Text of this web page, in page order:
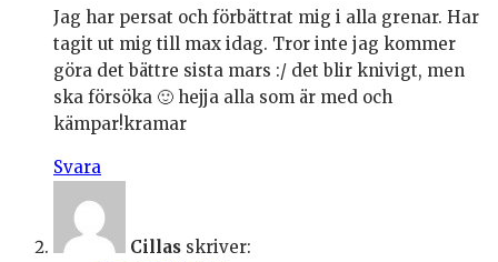
Jag har persat och förbättrat mig i alla grenar. Har
tagit ut mig till max idag. Tror inte jag kommer
göra det bättre sista mars :/ det blir knivigt, men
ska försöka 🙂 hejja alla som är med och
kämpar!kramar
Svara
Cillas skriver: